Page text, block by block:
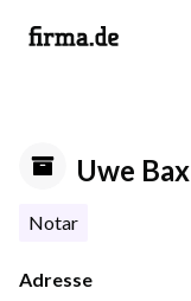
Uwe Bax
Notar
Adresse